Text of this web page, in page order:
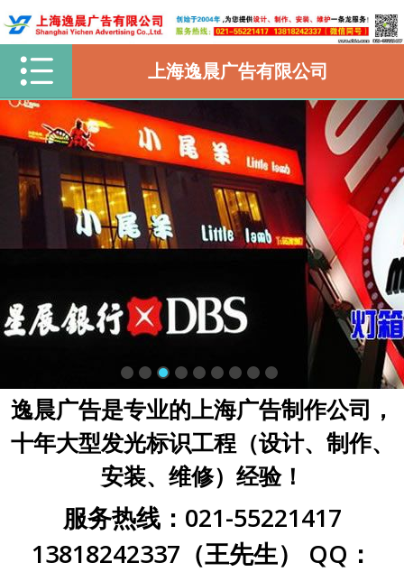
上海逸晨广告有限公司
逸晨广告是专业的上海广告制作公司，
十年大型发光标识工程（设计、制作、
安装、维修）经验！
服务热线：021-55221417
13818242337（王先生） QQ：